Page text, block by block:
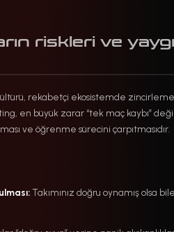
riskleri ve
rekabetçi ekosistemde zincirleme
en büyük zarar “tek maç kaybı”
ve öğrenme sürecini çarpıtmasıdır.
Takımınız doğru oynamış olsa